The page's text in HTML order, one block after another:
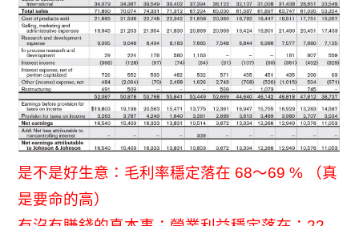
是不是好生意：毛利率穩定落在 68～69 % （真
是要命的高）